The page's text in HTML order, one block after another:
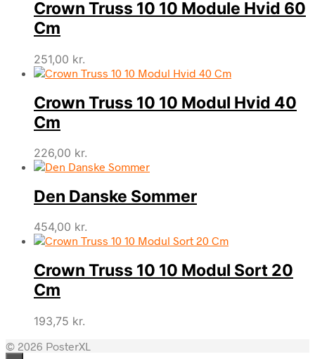
Crown Truss 10 10 Module Hvid 60
Cm
251,00 kr.
Crown Truss 10 10 Modul Hvid 40
Cm
226,00 kr.
Den Danske Sommer
454,00 kr.
Crown Truss 10 10 Modul Sort 20
Cm
193,75 kr.
© 2026 PosterXL